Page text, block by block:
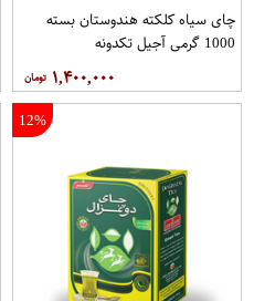
چای سیاه کلکته هندوستان بسته
1000 گرمی آجیل تکدونه
۱,۴۰۰,۰۰۰
12%